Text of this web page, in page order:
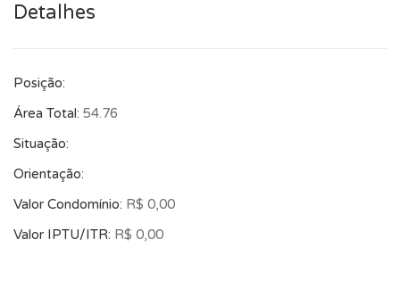
Detalhes
Posição:
Área Total: 54.76
Situação:
Orientação:
Valor Condomínio: R$ 0,00
Valor IPTU/ITR: R$ 0,00